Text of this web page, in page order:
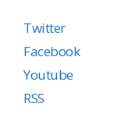
Twitter
Facebook
Youtube
RSS